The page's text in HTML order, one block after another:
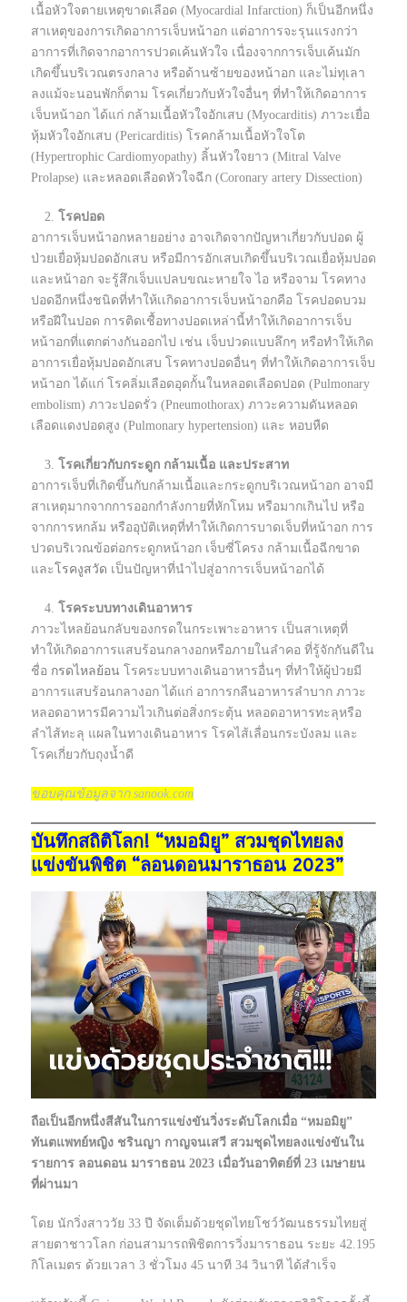
เนื้อหัวใจตายเหตุขาดเลือด (Myocardial Infarction) ก็เป็นอีกหนึ่ง
สาเหตุของการเกิดอาการเจ็บหน้าอก แต่อาการจะรุนแรงกว่า
อาการที่เกิดจากอาการปวดเค้นหัวใจ เนื่องจากการเจ็บเค้นมัก
เกิดขึ้นบริเวณตรงกลาง หรือด้านซ้ายของหน้าอก และไม่ทุเลา
ลงแม้จะนอนพักก็ตาม โรคเกี่ยวกับหัวใจอื่นๆ ที่ทำให้เกิดอาการ
เจ็บหน้าอก ได้แก่ กล้ามเนื้อหัวใจอักเสบ (Myocarditis) ภาวะเยื่อ
หุ้มหัวใจอักเสบ (Pericarditis) โรคกล้ามเนื้อหัวใจโต
(Hypertrophic Cardiomyopathy) ลิ้นหัวใจยาว (Mitral Valve
Prolapse) และหลอดเลือดหัวใจฉีก (Coronary artery Dissection)
โรคปอด
อาการเจ็บหน้าอกหลายอย่าง อาจเกิดจากปัญหาเกี่ยวกับปอด ผู้
ป่วยเยื่อหุ้มปอดอักเสบ หรือมีการอักเสบเกิดขึ้นบริเวณเยื่อหุ้มปอด
และหน้าอก จะรู้สึกเจ็บแปลบขณะหายใจ ไอ หรือจาม โรคทาง
ปอดอีกหนึ่งชนิดที่ทำให้เเกิดอาการเจ็บหน้าอกคือ โรคปอดบวม
หรือฝีในปอด การติดเชื้อทางปอดเหล่านี้ทำให้เกิดอาการเจ็บ
หน้าอกที่แตกต่างกันออกไป เช่น เจ็บปวดแบบลึกๆ หรือทำให้เกิด
อาการเยื่อหุ้มปอดอักเสบ โรคทางปอดอื่นๆ ที่ทำให้เกิดอาการเจ็บ
หน้าอก ได้แก่ โรคลิ่มเลือดอุดกั้นในหลอดเลือดปอด (Pulmonary
embolism) ภาวะปอดรั่ว (Pneumothorax) ภาวะความดันหลอด
เลือดแดงปอดสูง (Pulmonary hypertension) และ หอบหืด
โรคเกี่ยวกับกระดูก กล้ามเนื้อ และประสาท
อาการเจ็บที่เกิดขึ้นกับกล้ามเนื้อและกระดูกบริเวณหน้าอก อาจมี
สาเหตุมากจากการออกกำลังกายที่หักโหม หรือมากเกินไป หรือ
จากการหกล้ม หรืออุบัติเหตุที่ทำให้เกิดการบาดเจ็บที่หน้าอก การ
ปวดบริเวณข้อต่อกระดูกหน้าอก เจ็บซี่โครง กล้ามเนื้อฉีกขาด
และ โรคงูสวัด เป็นปัญหาที่นำไปสู่อาการเจ็บหน้าอกได้
โรคระบบทางเดินอาหาร
ภาวะไหลย้อนกลับของกรดในกระเพาะอาหาร เป็นสาเหตุที่
ทำให้เกิดอาการแสบร้อนกลางอกหรือภายในลำคอ ที่รู้จักกันดีใน
ชื่อ กรดไหลย้อน โรคระบบทางเดินอาหารอื่นๆ ที่ทำให้ผู้ป่วยมี
อาการแสบร้อนกลางอก ได้แก่ อาการกลืนอาหารลำบาก ภาวะ
หลอดอาหารมีความไวเกินต่อสิ่งกระตุ้น หลอดอาหารทะลุหรือ
ลำไส้ทะลุ แผลในทางเดินอาหาร โรคไส้เลื่อนกระบังลม และ
โรคเกี่ยวกับถุงน้ำดี
ขอบคุณข้อมูลจาก sanook.com
บันทึกสถิติโลก! “หมอมิยู” สวมชุดไทยลง
แข่งขันพิชิต “ลอนดอนมาราธอน 2023”
ถือเป็นอีกหนึ่งสีสันในการแข่งขันวิ่งระดับโลกเมื่อ “หมอมิยู”
ทันตแพทย์หญิง ชรินญา กาญจนเสวี สวมชุดไทยลงแข่งขันใน
รายการ ลอนดอน มาราธอน 2023 เมื่อวันอาทิตย์ที่ 23 เมษายน
ที่ผ่านมา
โดย นักวิ่งสาววัย 33 ปี จัดเต็มด้วยชุดไทยโชว์วัฒนธรรมไทยสู่
สายตาชาวโลก ก่อนสามารถพิชิตการวิ่งมาราธอน ระยะ 42.195
กิโลเมตร ด้วยเวลา 3 ชั่วโมง 45 นาที 34 วินาที ได้สำเร็จ